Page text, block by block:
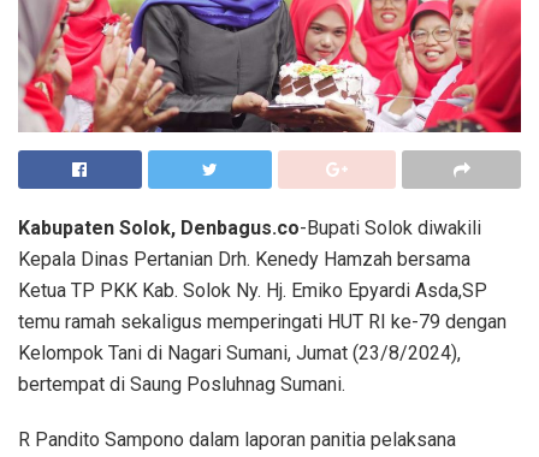
Kabupaten Solok, Denbagus.co-Bupati Solok diwakili
Kepala Dinas Pertanian Drh. Kenedy Hamzah bersama
Ketua TP PKK Kab. Solok Ny. Hj. Emiko Epyardi Asda,SP
temu ramah sekaligus memperingati HUT RI ke-79 dengan
Kelompok Tani di Nagari Sumani, Jumat (23/8/2024),
bertempat di Saung Posluhnag Sumani.
R Pandito Sampono dalam laporan panitia pelaksana